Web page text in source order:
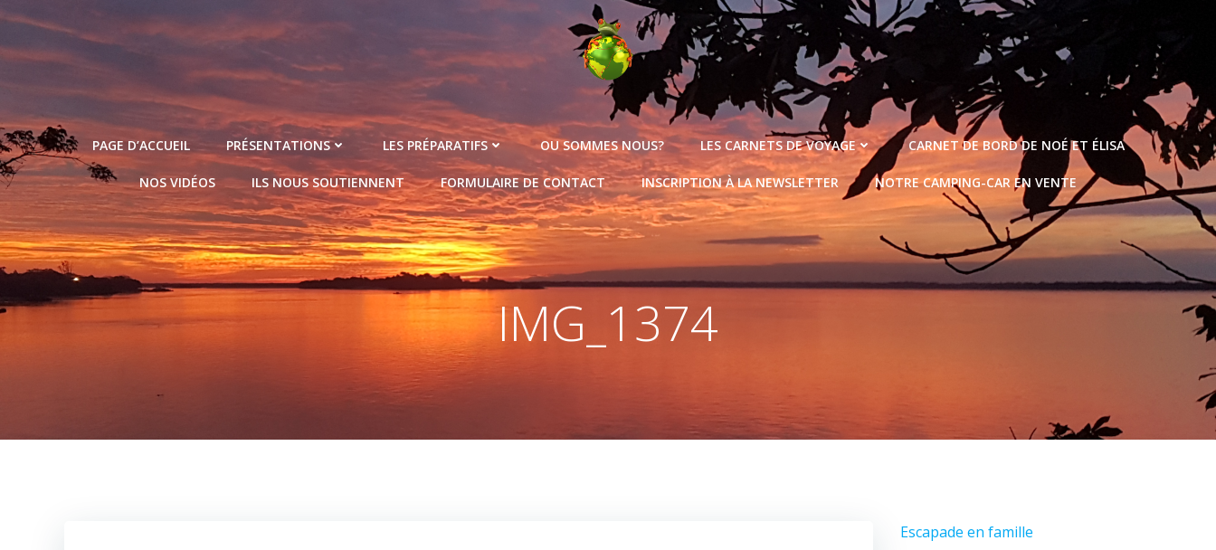
Aller
contenu
PAGE D’ACCUEIL PRÉSENTATIONS LES PRÉPARATIFS OU SOMMES NOUS? LES CARNETS DE VOYAGE CARNET DE BORD DE NOÉ ET ÉLISA
NOS VIDÉOS ILS NOUS SOUTIENNENT FORMULAIRE DE CONTACT INSCRIPTION À LA NEWSLETTER NOTRE CAMPING-CAR EN VENTE
IMG_1374
Escapade en famille